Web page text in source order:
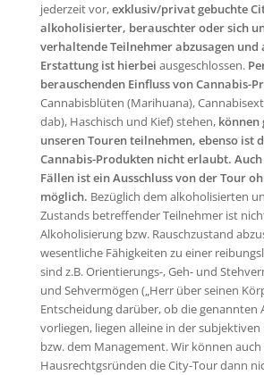
jederzeit vor,exklusiv/privat gebuchte
alkoholisierter, berauschter oder sich
verhaltende Teilnehmer abzusagen und
Erstattung ist hierbei ausgeschlossen.
berauschenden Einfluss von Cannabis-
Cannabisblüten (Marihuana),
dab), Haschisch und Kief) stehen, können
unseren Touren teilnehmen, ebenso ist
Cannabis-Produkten nicht erlaubt.
Fällen ist ein Ausschluss von der Tour
möglich. Bezüglich dem alkoholisierten
Zustands betreffender Teilnehmer ist
Alkoholisierung bzw. Rauschzustand
wesentliche Fähigkeiten zu einer
sind z.B. Orientierungs-, Geh- und
und Sehvermögen („Herr über seinen
Entscheidung darüber, ob die genannten
vorliegen, liegen alleine in der
bzw. dem Management. Wir können
Hausrechtgsründen die City-Tour dann